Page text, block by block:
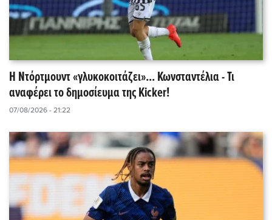
Η Ντόρτμουντ «γλυκοκοιτάζει»... Κωνσταντέλια - Τι
αναφέρει το δημοσίευμα της Kicker!
07/08/2026 - 21:22